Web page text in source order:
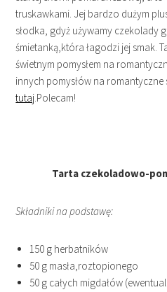
truskawkami. Jej bardzo dużym
słodka, gdyż używamy czekolady
śmietanką,która łagodzi jej smak.
świetnym pomysłem na
innych pomysłów na romantyczne
tutaj.Polecam!
Tarta czekoladowo-
Składniki na podstawę:
150 g herbatników
50 g masła,roztopionego
50 g całych migdałów